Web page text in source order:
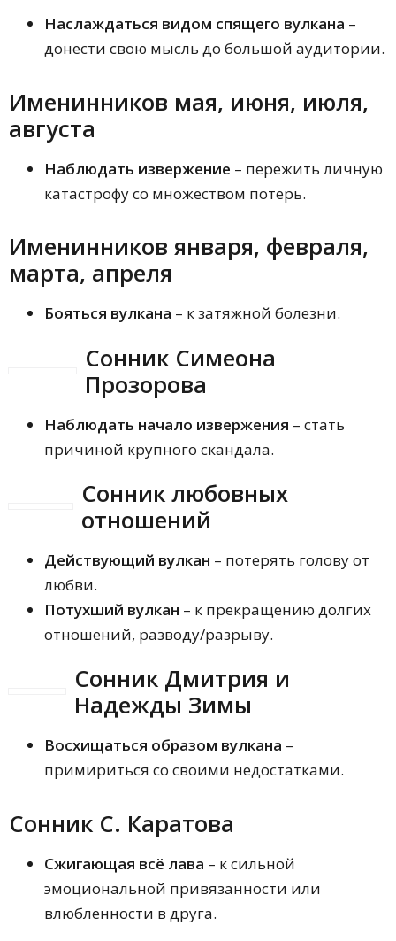
Наслаждаться видом спящего вулкана –
донести свою мысль до большой аудитории.
Именинников мая, июня, июля,
августа
Наблюдать извержение – пережить личную
катастрофу со множеством потерь.
Именинников января, февраля,
марта, апреля
Бояться вулкана – к затяжной болезни.
Сонник Симеона
Прозорова
Наблюдать начало извержения – стать
причиной крупного скандала.
Сонник любовных
отношений
Действующий вулкан – потерять голову от
любви.
Потухший вулкан – к прекращению долгих
отношений, разводу/разрыву.
Сонник Дмитрия и
Надежды Зимы
Восхищаться образом вулкана –
примириться со своими недостатками.
Сонник С. Каратова
Сжигающая всё лава – к сильной
эмоциональной привязанности или
влюбленности в друга.